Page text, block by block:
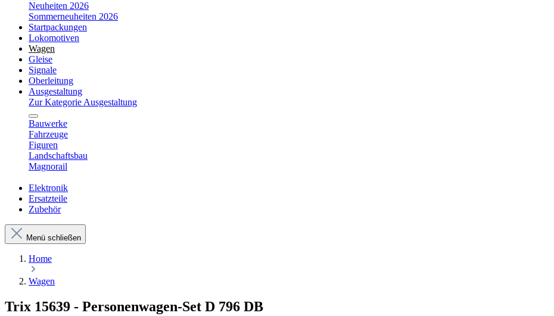
Neuheiten 2026
Sommerneuheiten 2026
Startpackungen
Lokomotiven
Wagen
Gleise
Signale
Oberleitung
Ausgestaltung
Zur Kategorie Ausgestaltung
Bauwerke
Fahrzeuge
Figuren
Landschaftsbau
Magnorail
Elektronik
Ersatzteile
Zubehör
Menü schließen
Home
Wagen
Trix 15639 - Personenwagen-Set D 796 DB